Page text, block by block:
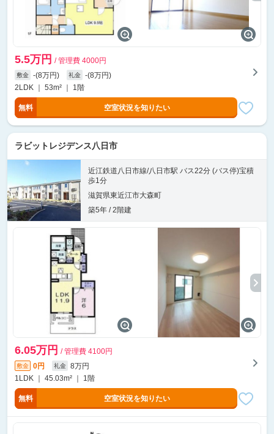
5.5万円 / 管理費 4000円
敷金 -(8万円) 礼金
-(8万円)
2LDK ｜ 53m² ｜ 1階
無料 空室状況を知りたい
ラビットレジデンス八日市
近江鉄道八日市線/八日市駅 バス22分 (バス停)宝積
歩1分
滋賀県東近江市大森町
築5年 / 2階建
6.05万円 / 管理費 4100円
敷金 0円 礼金
8万円
1LDK ｜ 45.03m² ｜ 1階
無料 空室状況を知りたい